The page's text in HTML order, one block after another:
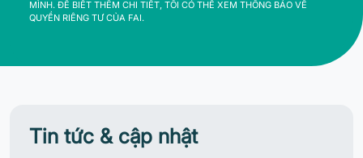
MÌNH. ĐỂ BIẾT THÊM CHI TIẾT, TÔI CÓ THỂ XEM THÔNG BÁO VỀ
QUYỀN RIÊNG TƯ CỦA FAI.
Tin tức & cập nhật